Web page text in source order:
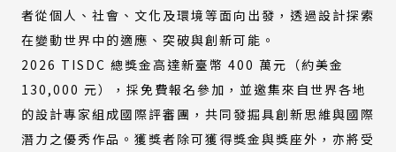
者從個人、社會、文化及環境等面向出發，透過設計探索
在變動世界中的適應、突破與創新可能。
2026 TISDC 總獎金高達新臺幣 400 萬元（約美金
130,000 元），採免費報名參加，並邀集來自世界各地
的設計專家組成國際評審團，共同發掘具創新思維與國際
潛力之優秀作品。獲獎者除可獲得獎金與獎座外，亦將受